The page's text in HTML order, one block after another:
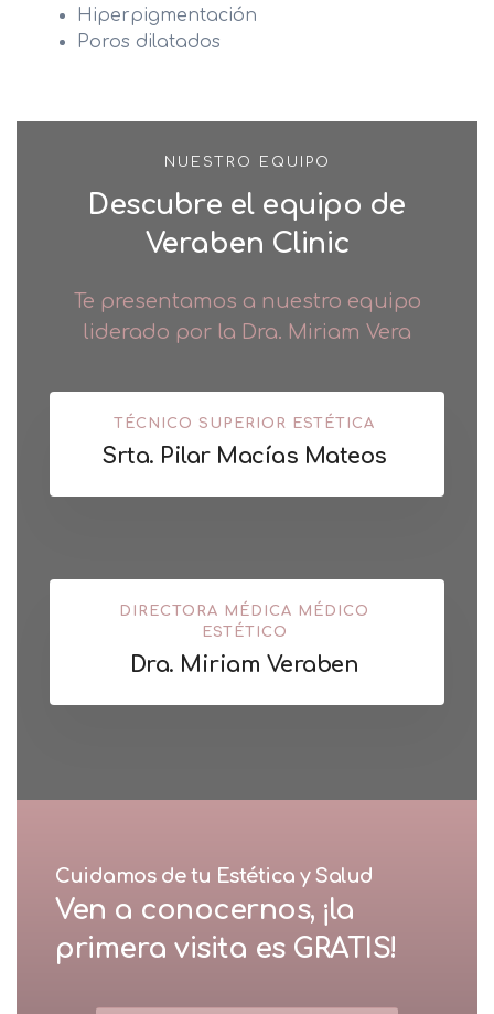
Hiperpigmentación
Poros dilatados
NUESTRO EQUIPO
Descubre el equipo de
Veraben Clinic
Te presentamos a nuestro equipo
liderado por la Dra. Miriam Vera
TÉCNICO SUPERIOR ESTÉTICA
Srta. Pilar Macías Mateos
DIRECTORA MÉDICA MÉDICO
ESTÉTICO
Dra. Miriam Veraben
Cuidamos de tu Estética y Salud
Ven a conocernos, ¡la
primera visita es GRATIS!